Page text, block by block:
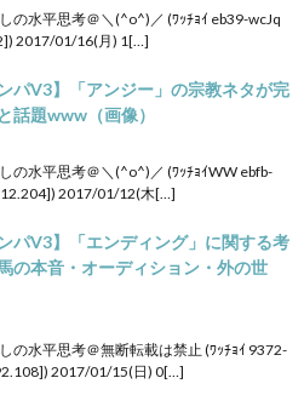
の水平思考＠＼(^o^)／ (ﾜｯﾁｮｲ eb39-wcJq
2017/01/16(月) 1[…]
パV3】「アンジー」の宗教ネタが完
話題www（画像）
の水平思考＠＼(^o^)／ (ﾜｯﾁｮｲWW ebfb-
2017/01/12(木[…]
パV3】「エンディング」に関する考
の本音・オーディション・外の世
の水平思考＠無断転載は禁止 (ﾜｯﾁｮｲ 9372-
2017/01/15(日) 0[…]